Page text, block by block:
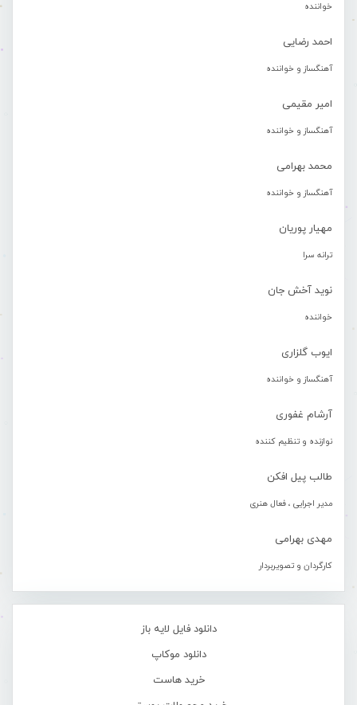
خواننده
احمد رضایی
آهنگساز و خواننده
امیر مقیمی
آهنگساز و خواننده
محمد بهرامی
آهنگساز و خواننده
مهیار پوریان
ترانه سرا
نوید آخش جان
خواننده
ایوب گلزاری
آهنگساز و خواننده
آرشام غفوری
نوازنده و تنظیم کننده
طالب پیل افکن
مدیر اجرایی ، فعال هنری
مهدی بهرامی
کارگردان و تصویربردار
دانلود فایل لایه باز
دانلود موکاپ
خرید هاست